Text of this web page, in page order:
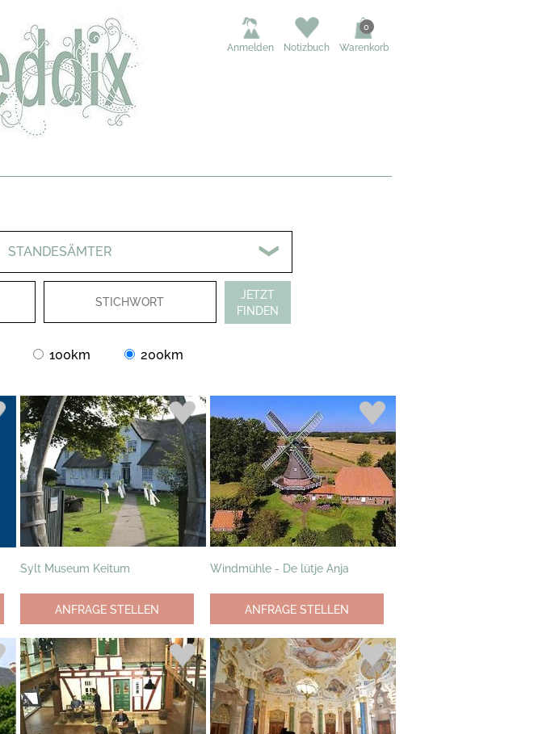
Warenkorb
0
Notizbuch
Anmelden
STANDESÄMTER
JETZT
FINDEN
100km 200km
Sylt Museum Keitum
ANFRAGE STELLEN
Windmühle - De lütje Anja
ANFRAGE STELLEN